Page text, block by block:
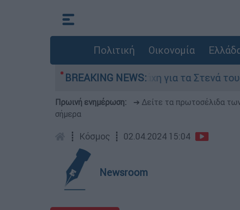
Πολιτική Οικονομία
BREAKING NEWS:
Η μάχη για τα Στενά του Ορμούζ: Τι
Πρωινή ενημέρωση: ➔ Δείτε τα πρωτοσέλιδα
σήμερα
┋ Κόσμος ┋ 02.04.2024 15:04
Newsroom